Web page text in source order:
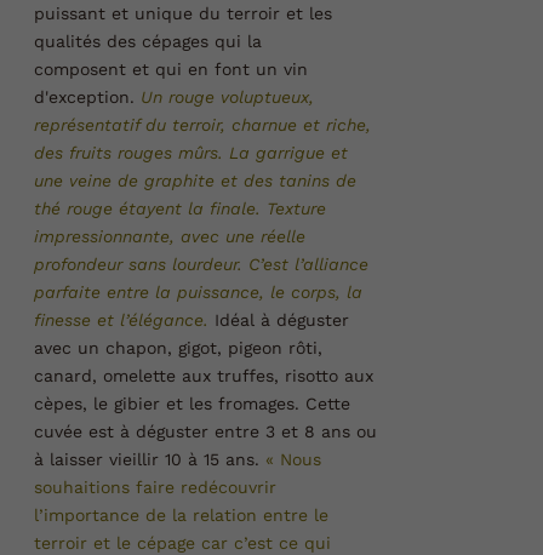
puissant et unique du terroir et les
qualités des cépages qui la
composent et qui en font un vin
d'exception. Un rouge voluptueux,
représentatif du terroir, charnue et riche,
des fruits rouges mûrs. La garrigue et
une veine de graphite et des tanins de
thé rouge étayent la finale. Texture
impressionnante, avec une réelle
profondeur sans lourdeur. C’est l’alliance
parfaite entre la puissance, le corps, la
finesse et l’élégance. Idéal à déguster
avec un chapon, gigot, pigeon rôti,
canard, omelette aux truffes, risotto aux
cèpes, le gibier et les fromages. Cette
cuvée est à déguster entre 3 et 8 ans ou
à laisser vieillir 10 à 15 ans. « Nous
souhaitions faire redécouvrir
l’importance de la relation entre le
terroir et le cépage car c’est ce qui